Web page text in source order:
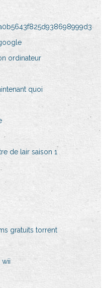
ordinateur
quoi
de lair saison 1
gratuits torrent
wii